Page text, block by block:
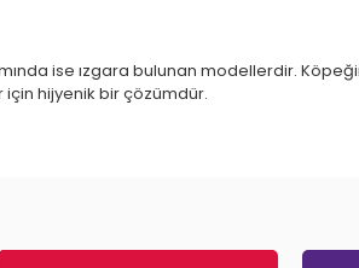
ise ızgara bulunan modellerdir.
hijyenik bir çözümdür.
ped kaymaz ve dağılmaz. Hareketli